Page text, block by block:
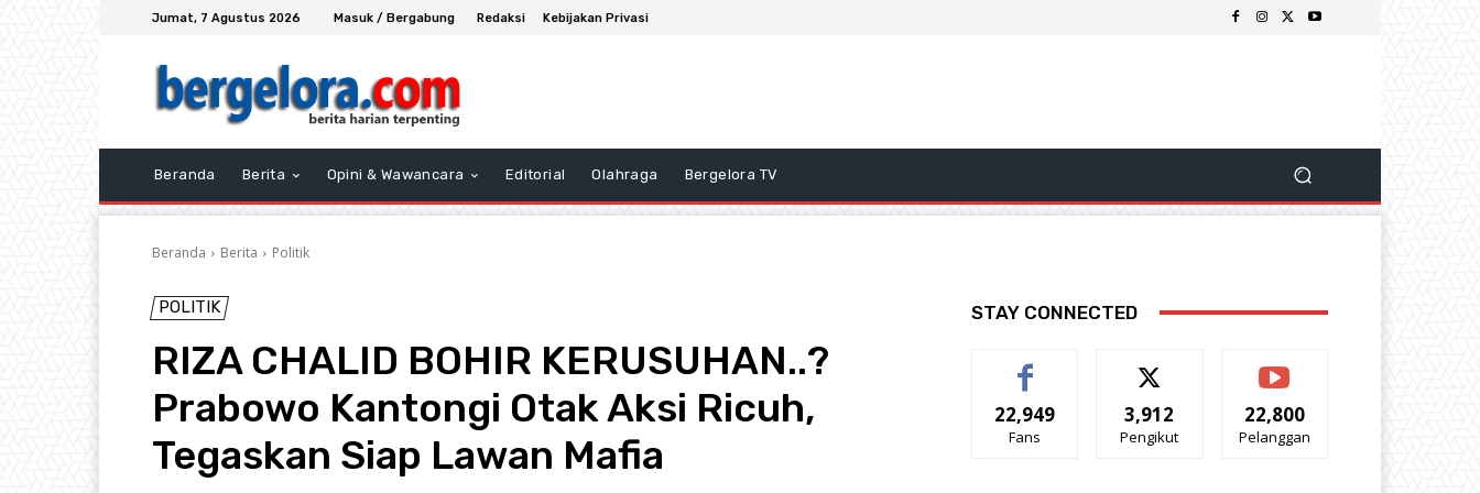
Jumat, 7 Agustus 2026 Masuk / Bergabung Redaksi Kebijakan Privasi
Beranda Berita Opini & Wawancara Editorial Olahraga Bergelora TV
Beranda Berita Politik
POLITIK
RIZA CHALID BOHIR KERUSUHAN..?
Prabowo Kantongi Otak Aksi Ricuh,
Tegaskan Siap Lawan Mafia
STAY CONNECTED
22,949
Fans
3,912
Pengikut
22,800
Pelanggan